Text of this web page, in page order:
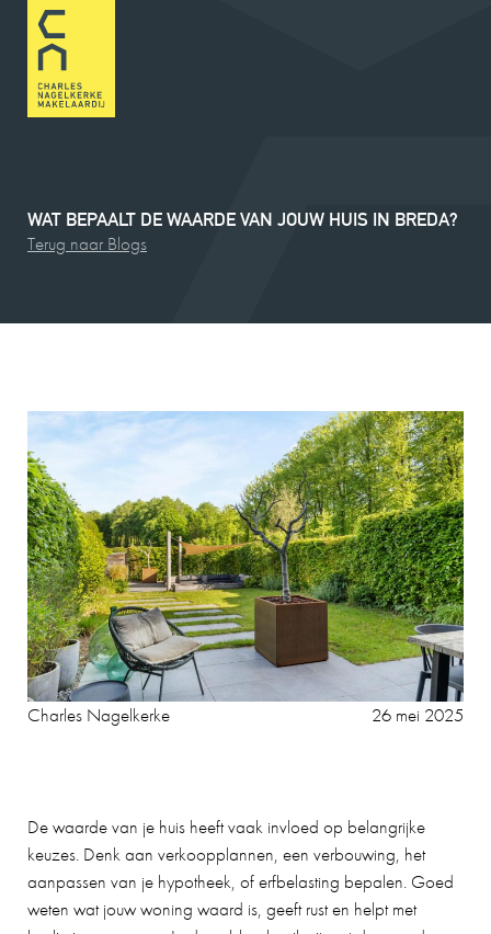
WAT BEPAALT DE WAARDE VAN JOUW HUIS IN BREDA?
Terug naar Blogs
Charles Nagelkerke 26 mei 2025
De waarde van je huis heeft vaak invloed op belangrijke
keuzes. Denk aan verkoopplannen, een verbouwing, het
aanpassen van je hypotheek, of erfbelasting bepalen. Goed
weten wat jouw woning waard is, geeft rust en helpt met